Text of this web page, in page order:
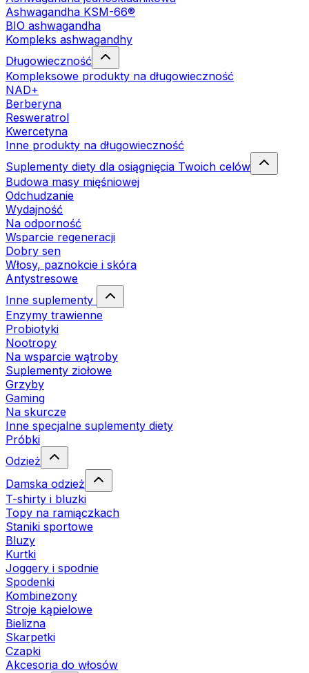
Ashwagandha KSM-66®
BIO ashwagandha
Kompleks ashwagandhy
Długowieczność
Kompleksowe produkty na długowieczność
NAD+
Berberyna
Resweratrol
Kwercetyna
Inne produkty na długowieczność
Suplementy diety dla osiągnięcia Twoich celów
Budowa masy mięśniowej
Odchudzanie
Wydajność
Na odporność
Wsparcie regeneracji
Dobry sen
Włosy, paznokcie i skóra
Antystresowe
Inne suplementy
Enzymy trawienne
Probiotyki
Nootropy
Na wsparcie wątroby
Suplementy ziołowe
Grzyby
Gaming
Na skurcze
Inne specjalne suplementy diety
Próbki
Odzież
Damska odzież
T-shirty i bluzki
Topy na ramiączkach
Staniki sportowe
Bluzy
Kurtki
Joggery i spodnie
Spodenki
Kombinezony
Stroje kąpielowe
Bielizna
Skarpetki
Czapki
Akcesoria do włosów